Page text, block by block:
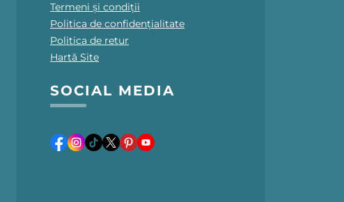
Termeni și condiții
Politica de confidențialitate
Politica de retur
Hartă Site
SOCIAL MEDIA